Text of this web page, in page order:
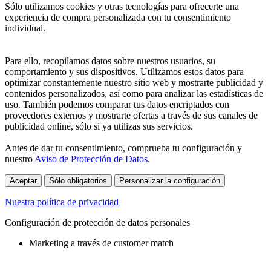
Sólo utilizamos cookies y otras tecnologías para ofrecerte una
experiencia de compra personalizada con tu consentimiento
individual.
Para ello, recopilamos datos sobre nuestros usuarios, su
comportamiento y sus dispositivos. Utilizamos estos datos para
optimizar constantemente nuestro sitio web y mostrarte publicidad y
contenidos personalizados, así como para analizar las estadísticas de
uso. También podemos comparar tus datos encriptados con
proveedores externos y mostrarte ofertas a través de sus canales de
publicidad online, sólo si ya utilizas sus servicios.
Antes de dar tu consentimiento, comprueba tu configuración y
nuestroAviso de Protección de Datos.
Aceptar Sólo obligatorios Personalizar la configuración
Nuestra política de privacidad
Configuración de protección de datos personales
Marketing a través de customer match